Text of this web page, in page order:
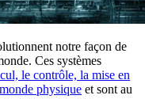
notre façon de
Ces systèmes
le contrôle, la mise en
physique et sont au